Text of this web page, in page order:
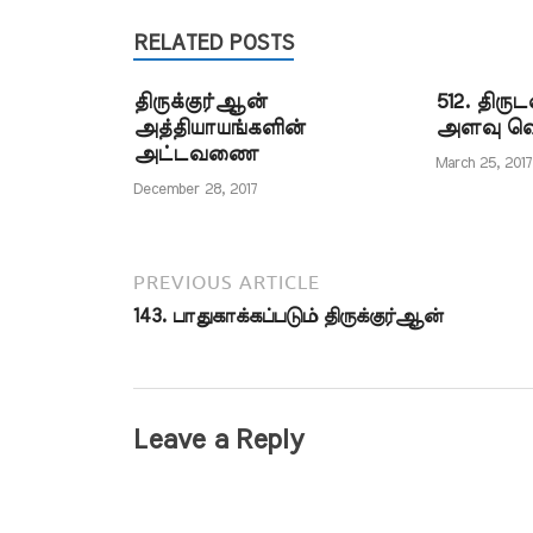
வேண்டும் என்பதற்கு ஹதீஸில்
ஆதாரம் உள்ளது. ஆனால்
அவர்கள் எந்த நேரத்தில்
பார்த்ததாகக் கூறினாலும் ஏற்றுக்
கொள்ள வேண்டும்…
நம்பிக்கை
நம்பிக்கை
கடலில்
RELATED POSTS
திருக்குர்ஆன்
அத்தியாயங்களின்
அட்டவணை
December 28, 2017
512.
அளவு
March 25, 2017
PREVIOUS ARTICLE
143. பாதுகாக்கப்படும் திருக்குர்ஆன்
Leave a Reply